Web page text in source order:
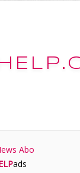
ads